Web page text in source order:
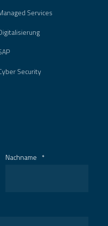
Services
Security
Nachname *